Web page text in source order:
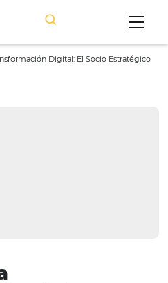
Transformación Digital: El Socio